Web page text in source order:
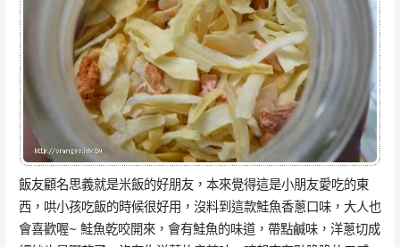
飯友顧名思義就是米飯的好朋友，本來覺得這是小朋友愛吃的東
西，哄小孩吃飯的時候很好用，沒料到這款鮭魚香蔥口味，大人也
會喜歡喔~ 鮭魚乾咬開來，會有鮭魚的味道，帶點鹹味，洋蔥切成